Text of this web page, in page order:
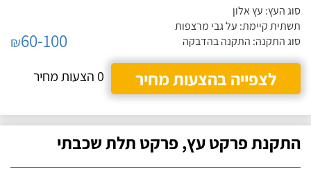
סוג העץ: עץ אלון
תשתית קיימת: על גבי מרצפות
סוג התקנה: התקנה בהדבקה
₪60-100
לצפייה בהצעות מחיר
0 הצעות מחיר
התקנת פרקט עץ, פרקט תלת שכבתי